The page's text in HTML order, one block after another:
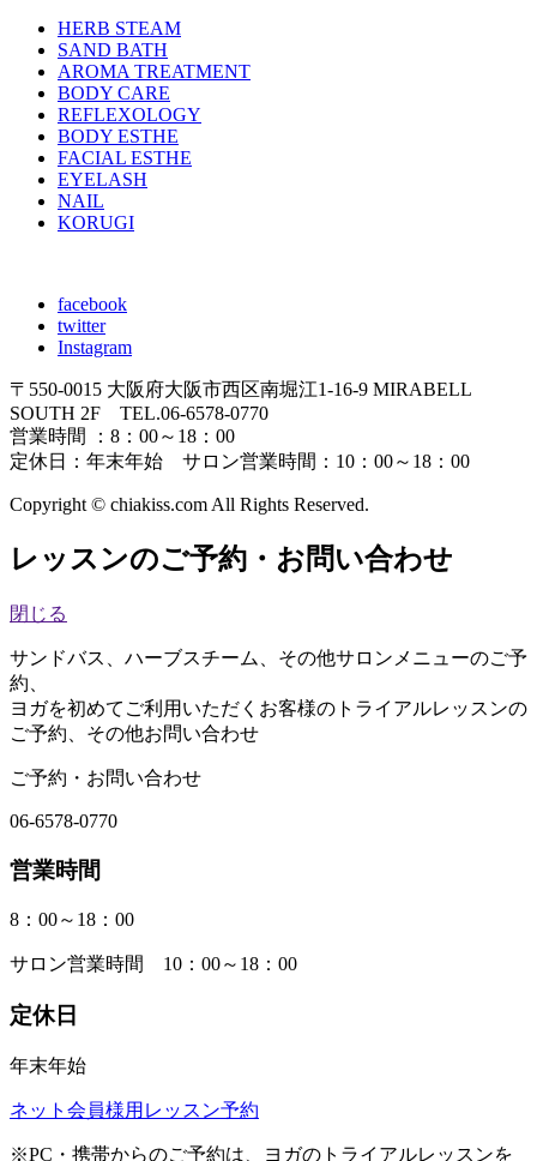
HERB STEAM
SAND BATH
AROMA TREATMENT
BODY CARE
REFLEXOLOGY
BODY ESTHE
FACIAL ESTHE
EYELASH
NAIL
KORUGI
facebook
twitter
Instagram
〒550-0015 大阪府大阪市西区南堀江1-16-9 MIRABELL
SOUTH 2F TEL.06-6578-0770
営業時間 ：8：00～18：00
定休日：年末年始 サロン営業時間：10：00～18：00
Copyright © chiakiss.com All Rights Reserved.
レッスンのご予約・お問い合わせ
閉じる
サンドバス、ハーブスチーム、その他サロンメニューのご予
約、
ヨガを初めてご利用いただくお客様のトライアルレッスンの
ご予約、その他お問い合わせ
ご予約・お問い合わせ
06-6578-0770
営業時間
8：00～18：00
サロン営業時間 10：00～18：00
定休日
年末年始
ネット会員様用レッスン予約
※PC・携帯からのご予約は、ヨガのトライアルレッスンを